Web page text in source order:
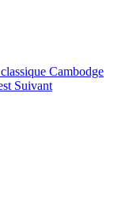
Cambodge
Suivant